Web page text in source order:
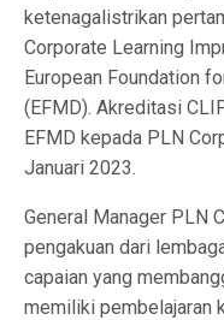
ketenagalistrikan
Corporate Learning
European Foundation
(EFMD). Akreditasi
EFMD kepada PLN
Januari 2023.
General Manager PLN
pengakuan dari
capaian yang
memiliki pembelajaran